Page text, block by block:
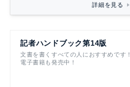
詳細を見る
記者ハンドブック第14版
文書を書くすべての人におすすめです！
電子書籍も発売中！